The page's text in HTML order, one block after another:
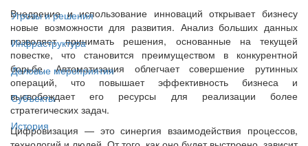
Угрозы и решения
Инфраструктура
Деловые мероприятия
Субъекты
История
Внедрение и использование инноваций открывает бизнесу
новые возможности для развития. Анализ больших данных
позволяет принимать решения, основанные на текущей
повестке, что становится преимуществом в конкурентной
борьбе. Автоматизация облегчает совершение рутинных
операций, что повышает эффективность бизнеса и
высвобождает его ресурсы для реализации более
стратегических задач.
Цифровизация — это синергия взаимодействия процессов,